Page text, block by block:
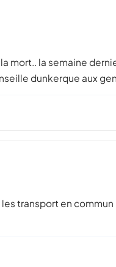
mort.. la semaine
dunkerque aux
transport en